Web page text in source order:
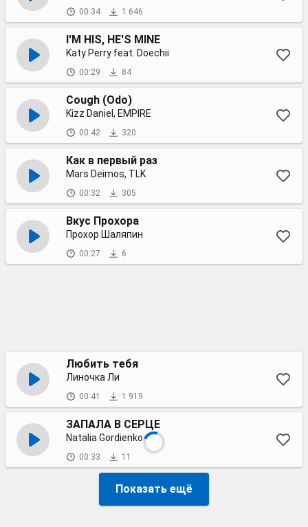
00:34 1 646
I'M HIS, HE'S MINE
Katy Perry feat. Doechii
00:29 84
Cough (Odo)
Kizz Daniel, EMPIRE
00:42 320
Как в первый раз
Mars Deimos, TLK
00:32 305
Вкус Прохора
Прохор Шаляпин
00:27 6
Любить тебя
Линочка Ли
00:41 1 919
ЗАПАЛА В СЕРЦЕ
Natalia Gordienko
00:33 11
Показать ещё